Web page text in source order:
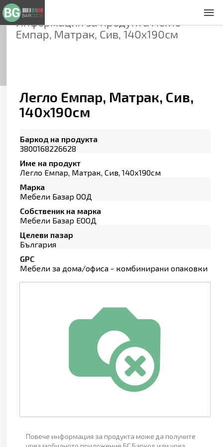
Информация за продуктаЛегло
Емпар, Матрак, Сив, 140х190см
Легло Емпар, Матрак, Сив,
140х190см
Баркод на продукта
3800168226628
Име на продукт
Легло Емпар, Матрак, Сив, 140х190см
Марка
Мебели Базар ООД
Собственик на марка
Мебели Базар ЕООД
Целеви пазар
България
GPC
Мебели за дома/офиса - комбинирани опаковки
Повече информация за продукта може да получите
Общи условия